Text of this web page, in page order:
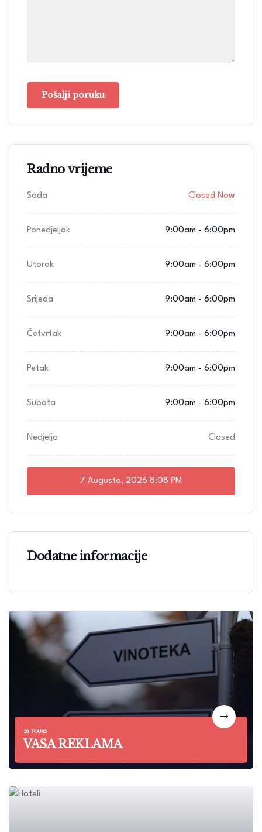
Radno vrijeme
Sada Closed Now
Ponedjeljak 9:00am - 6:00pm
Utorak 9:00am - 6:00pm
Srijeda 9:00am - 6:00pm
Četvrtak 9:00am - 6:00pm
Petak 9:00am - 6:00pm
Subota 9:00am - 6:00pm
Nedjelja Closed
7 Augusta, 2026 8:08 PM
Dodatne informacije
38 TOURS
VASA REKLAMA